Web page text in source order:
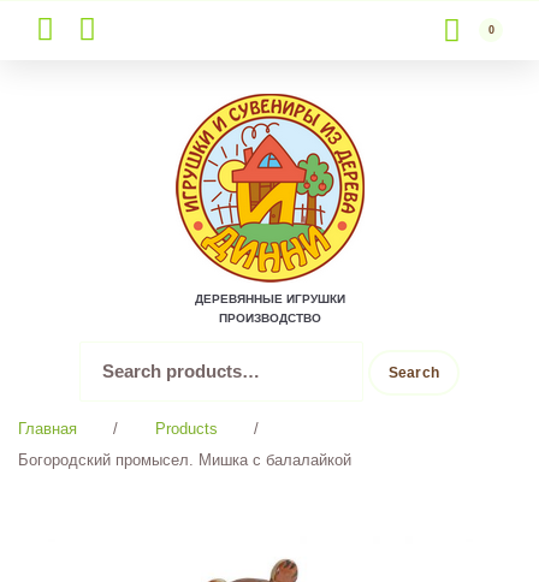
to
content
0
ДЕРЕВЯННЫЕ ИГРУШКИ
ПРОИЗВОДСТВО
for:
Search
Главная / Products
/
Богородский промысел. Мишка с балалайкой